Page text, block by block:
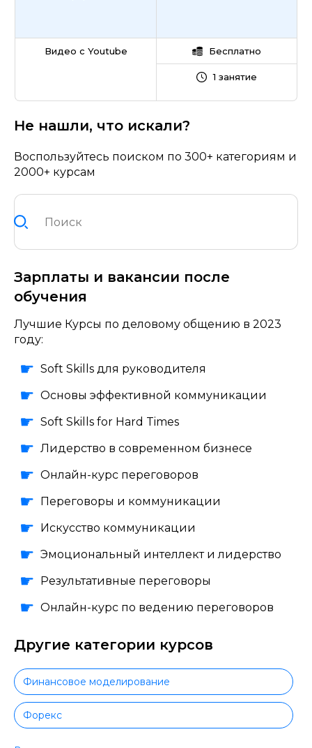
Видео с Youtube Бесплатно
1 занятие
Не нашли, что искали?
Воспользуйтесь поиском по 300+ категориям и
2000+ курсам
Зарплаты и вакансии после
обучения
Лучшие Курсы по деловому общению в 2023
году:
Soft Skills для руководителя
Основы эффективной коммуникации
Soft Skills for Hard Times
Лидерство в современном бизнесе
Онлайн-курс переговоров
Переговоры и коммуникации
Искусство коммуникации
Эмоциональный интеллект и лидерство
Результативные переговоры
Онлайн-курс по ведению переговоров
Другие категории курсов
Финансовое моделирование
Форекс